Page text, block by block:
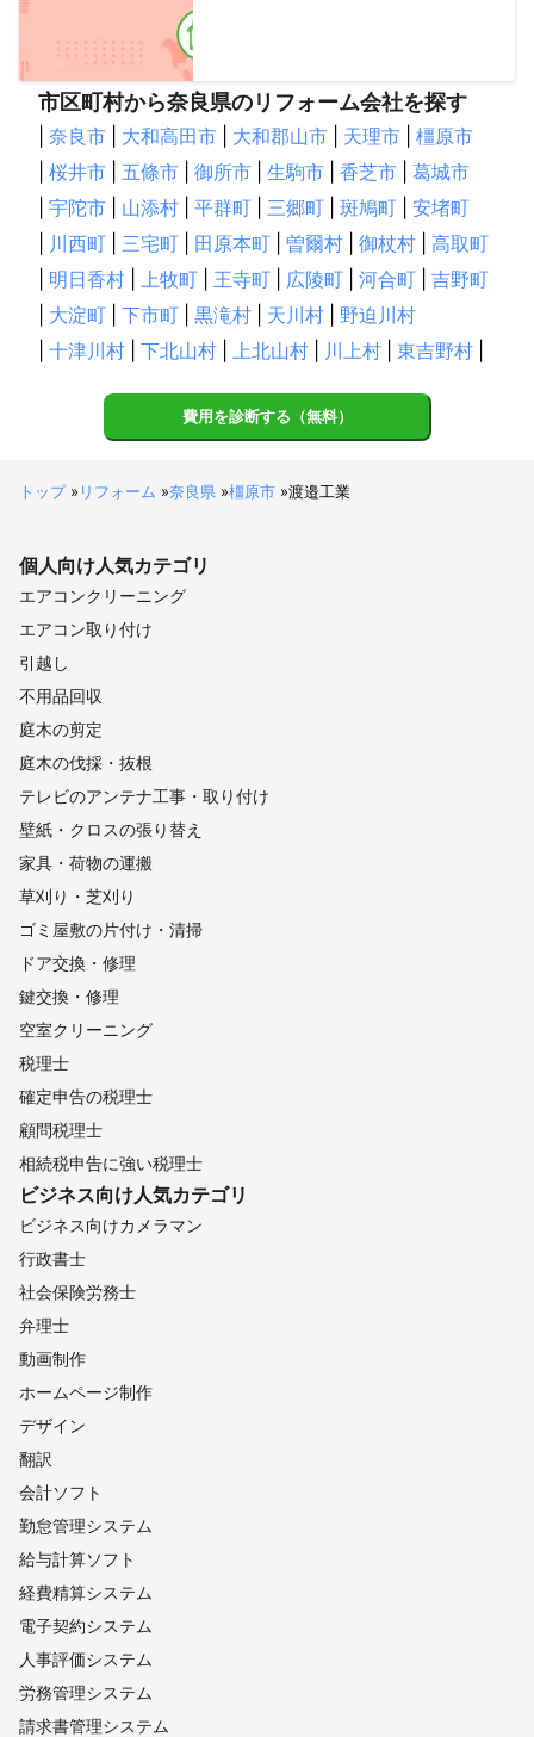
市区町村から奈良県のリフォーム会社を探す
奈良市 大和高田市 大和郡山市 天理市
橿原市
桜井市 五條市 御所市 生駒市 香芝市
葛城市
宇陀市 山添村 平群町 三郷町 斑鳩町
安堵町
川西町 三宅町 田原本町 曽爾村 御杖村
高取町
明日香村 上牧町 王寺町 広陵町 河合町
吉野町
大淀町 下市町 黒滝村 天川村
野迫川村
十津川村 下北山村 上北山村 川上村 東吉野村
費用を診断する（無料）
トップ» リフォーム »奈良県 »橿原市 »渡邉工業
個人向け人気カテゴリ
エアコンクリーニング
エアコン取り付け
引越し
不用品回収
庭木の剪定
庭木の伐採・抜根
テレビのアンテナ工事・取り付け
壁紙・クロスの張り替え
家具・荷物の運搬
草刈り・芝刈り
ゴミ屋敷の片付け・清掃
ドア交換・修理
鍵交換・修理
空室クリーニング
税理士
確定申告の税理士
顧問税理士
相続税申告に強い税理士
ビジネス向け人気カテゴリ
ビジネス向けカメラマン
行政書士
社会保険労務士
弁理士
動画制作
ホームページ制作
デザイン
翻訳
会計ソフト
勤怠管理システム
給与計算ソフト
経費精算システム
電子契約システム
人事評価システム
労務管理システム
請求書管理システム